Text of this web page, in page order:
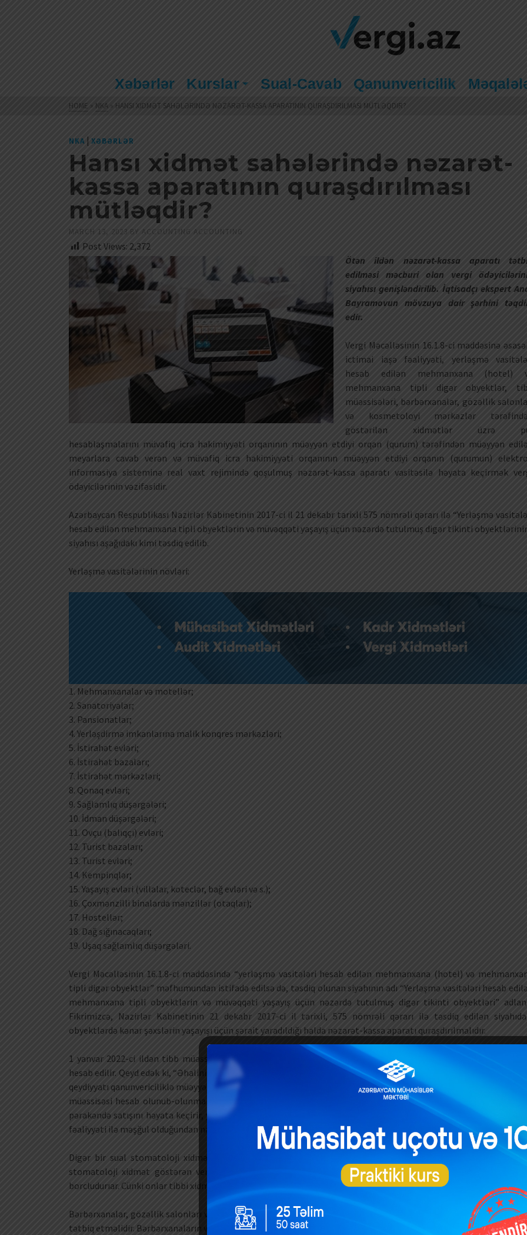
Xəbərlər Kurslar Sual-Cavab Qanunvericilik
HOME » NKA » HANSI XIDMƏT SAHƏLƏRINDƏ NƏZARƏT-KASSA APARATININ QURAŞDIRILMASI MÜTLƏQDIR?
NKA | XƏBƏRLƏR
Hansı xidmət sahələrində nəzarət-
kassa aparatının quraşdırılması
mütləqdir?
MARCH 13, 2023 BY ACCOUNTING ACCOUNTING
Post Views: 2,372
Ötən ildən nəzarət-kassa aparatı
edilməsi məcburi olan vergi
siyahısı genişləndirilib. İqtisadçı ekspert
Bayramovun mövzuya dair şərhini
edir.
Vergi Məcəlləsinin 16.1.8-ci maddəsinə
ictimai iaşə fəaliyyəti, yerləşmə
hesab edilən mehmanxana (hotel)
mehmanxana tipli digər obyektlər,
müəssisələri, bərbərxanalar, gözəllik
və kosmetoloyi mərkəzlər
göstərilən xidmətlər üzrə
hesablaşmalarını müvafiq icra hakimiyyəti orqanının müəyyən etdiyi orqan (qurum) tərəfindən müəyyən
meyarlara cavab verən və müvafiq icra hakimiyyəti orqanının müəyyən etdiyi orqanın (qurumun)
informasiya sisteminə real vaxt rejimində qoşulmuş nəzarət-kassa aparatı vasitəsilə həyata keçirmək
ödəyicilərinin vəzifəsidir.
Azərbaycan Respublikası Nazirlər Kabinetinin 2017-ci il 21 dekabr tarixli 575 nömrəli qərarı ilə “Yerləşmə
hesab edilən mehmanxana tipli obyektlərin və müvəqqəti yaşayış üçün nəzərdə tutulmuş digər tikinti
siyahısı aşağıdakı kimi təsdiq edilib.
Yerləşmə vasitələrinin növləri:
1. Mehmanxanalar və motellər;
2. Sanatoriyalar;
3. Pansionatlar;
4. Yerləşdirmə imkanlarına malik konqres mərkəzləri;
5. İstirahət evləri;
6. İstirahət bazaları;
7. İstirahət mərkəzləri;
8. Qonaq evləri;
9. Sağlamlıq düşərgələri;
10. İdman düşərgələri;
11. Ovçu (balıqçı) evləri;
12. Turist bazaları;
13. Turist evləri;
14. Kempinqlər;
15. Yaşayış evləri (villalar, koteclər, bağ evləri və s.);
16. Çoxmənzilli binalarda mənzillər (otaqlar);
17. Hostellər;
18. Dağ sığınacaqları;
19. Uşaq sağlamlıq düşərgələri.
Vergi Məcəlləsinin 16.1.8-ci maddəsində “yerləşmə vasitələri hesab edilən mehmanxana (hotel) və
tipli digər obyektlər” məfhumundan istifadə edilsə də, təsdiq olunan siyahının adı “Yerləşmə vasitələri hesab
mehmanxana tipli obyektlərin və müvəqqəti yaşayış üçün nəzərdə tutulmuş digər tikinti obyektləri”
Fikrimizcə, Nazirlər Kabinetinin 21 dekabr 2017-ci il tarixli, 575 nömrəli qərarı ilə təsdiq edilən
obyektlərdə kənar şəxslərin yaşayışı üçün şərait yaradıldığı halda nəzarət-kassa aparatı quraşdırılmalıdır.
1 yanvar 2022-ci ildən tibb müəssisələri də nəzarət-kassa aparatı quraşdırılması məcburi hesab edilən
hesab edilir. Qeyd edək ki, “Əhalinin sağlamlığının qorunması haqqında” Qanuna əsasən, tibb müəssisələrinin
qeydiyyatı qanunvericiliklə müəyyən olunmuş qaydada aparılır. Təcrübədə rast gəlinən suallardan biri apteklərin
müəssisəsi hesab olunub-olunmaması ilə bağlıdır. Apteklər lisenziya əsasında fəaliyyət göstərsə də,
pərakəndə satışını həyata keçirir, yəni hər hansı tibbi xidmət göstərmir. Bu səbəbdən də, apteklər pərakəndə
fəaliyyəti ilə məşğul olduğundan nəzarət-kassa aparatının tətbiqi öncədən məcburi xarakter daşıyırdı.
Digər bir sual stomatoloji xidmət göstərən mərkəzlərdə nəzarət-kassa aparatının tətbiqinə aiddir.
stomatoloji xidmət göstərən vergi ödəyiciləri də 1 yanvar 2022-ci ildən nəzarət-kassa aparatı tətbiq
borcludurıar. Cünki onlar tibbi xidmət göstərdikləri üçün tibb müəssisələri hesab edilirlər.
Bərbərxanalar, gözəllik salonları və kosmetoloji mərkəzlər də 1 yanvar 2022-ci il tarixdən nəzarət-kassa
tətbiq etməlidir. Bərbərxanaların vergi öhdəliklərini misallar əsasında nəzərdən keçirək.